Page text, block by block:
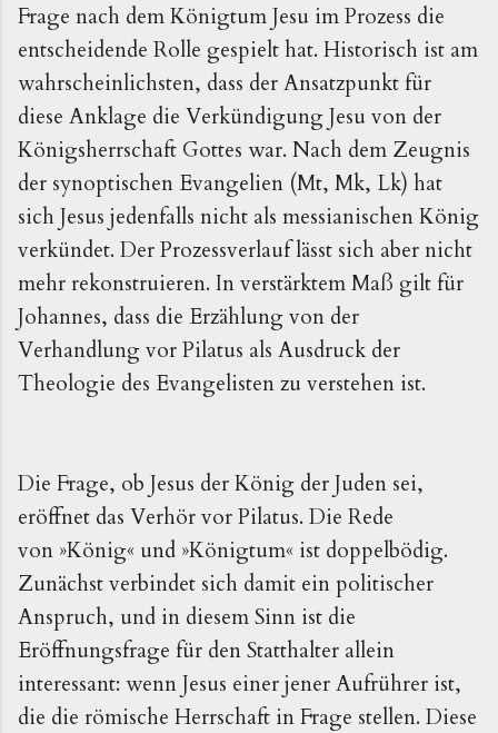
Frage nach dem Königtum Jesu im Prozess die
entscheidende Rolle gespielt hat. Historisch ist am
wahrscheinlichsten, dass der Ansatzpunkt für
diese Anklage die Verkündigung Jesu von der
Königsherrschaft Gottes war. Nach dem Zeugnis
der synoptischen Evangelien (Mt, Mk, Lk) hat
sich Jesus jedenfalls nicht als messianischen König
verkündet. Der Prozessverlauf lässt sich aber nicht
mehr rekonstruieren. In verstärktem Maß gilt für
Johannes, dass die Erzählung von der
Verhandlung vor Pilatus als Ausdruck der
Theologie des Evangelisten zu verstehen ist.
Die Frage, ob Jesus der König der Juden sei,
eröffnet das Verhör vor Pilatus. Die Rede
von »König« und »Königtum« ist doppelbödig.
Zunächst verbindet sich damit ein politischer
Anspruch, und in diesem Sinn ist die
Eröffnungsfrage für den Statthalter allein
interessant: wenn Jesus einer jener Aufrührer ist,
die die römische Herrschaft in Frage stellen. Diese